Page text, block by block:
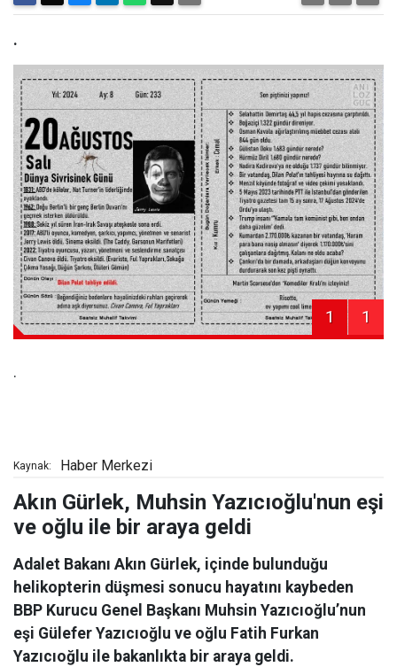
.
1 1
.
Kaynak: Haber Merkezi
Akın Gürlek, Muhsin Yazıcıoğlu'nun eşi
ve oğlu ile bir araya geldi
Adalet Bakanı Akın Gürlek, içinde bulunduğu
helikopterin düşmesi sonucu hayatını kaybeden
BBP Kurucu Genel Başkanı Muhsin Yazıcıoğlu’nun
eşi Gülefer Yazıcıoğlu ve oğlu Fatih Furkan
Yazıcıoğlu ile bakanlıkta bir araya geldi.